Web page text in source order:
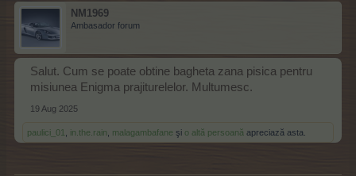
NM1969
Ambasador forum
Salut. Cum se poate obtine bagheta zana pisica pentru
misiunea Enigma prajiturelelor. Multumesc.
19 Aug 2025
paulici_01 in.the.rain malagambafane şi o altă persoană apreciază asta.